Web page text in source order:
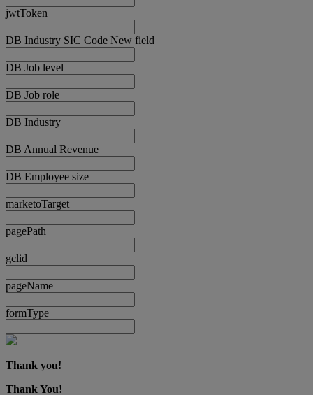
jwtToken
DB Industry SIC Code New field
DB Job level
DB Job role
DB Industry
DB Annual Revenue
DB Employee size
marketoTarget
pagePath
gclid
pageName
formType
Thank you!
Thank You!